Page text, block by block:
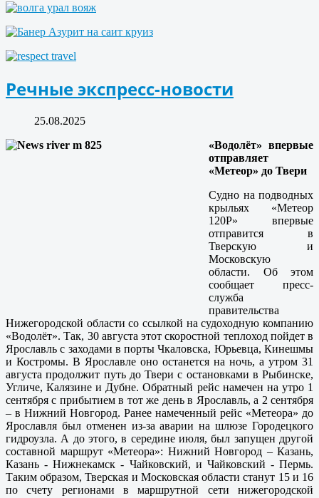
Речные экспресс-новости
25.08.2025
«Водолёт» впервые
отправляет
«Метеор» до Твери
Судно на подводных
крыльях «Метеор
120Р» впервые
отправится в
Тверскую и
Московскую
области. Об этом
сообщает пресс-
служба
правительства
Нижегородской области со ссылкой на судоходную компанию
«Водолёт». Так, 30 августа этот скоростной теплоход пойдет в
Ярославль с заходами в порты Чкаловска, Юрьевца, Кинешмы
и Костромы. В Ярославле оно останется на ночь, а утром 31
августа продолжит путь до Твери с остановками в Рыбинске,
Угличе, Калязине и Дубне. Обратный рейс намечен на утро 1
сентября с прибытием в тот же день в Ярославль, а 2 сентября
– в Нижний Новгород. Ранее намеченный рейс «Метеора» до
Ярославля был отменен из-за аварии на шлюзе Городецкого
гидроузла. А до этого, в середине июля, был запущен другой
составной маршрут «Метеора»: Нижний Новгород – Казань,
Казань - Нижнекамск - Чайковский, и Чайковский - Пермь.
Таким образом, Тверская и Московская области станут 15 и 16
по счету регионами в маршрутной сети нижегородской